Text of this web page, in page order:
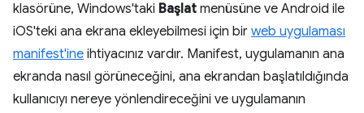
klasörüne, Windows'taki Başlat menüsüne ve Android ile
iOS'teki ana ekrana ekleyebilmesi için bir web uygulaması
manifest'ine ihtiyacınız vardır. Manifest, uygulamanın ana
ekranda nasıl görüneceğini, ana ekrandan başlatıldığında
kullanıcıyı nereye yönlendireceğini ve uygulamanın